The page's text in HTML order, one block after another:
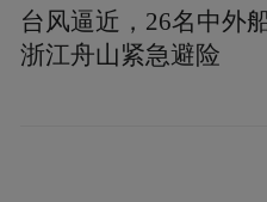
能让老实人受欺负。”
此事一出，立即引发
台风逼近，26名中外
浙江舟山紧急避险